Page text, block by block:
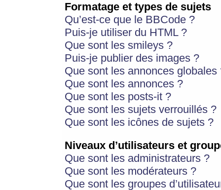
Formatage et types de sujets
Qu’est-ce que le BBCode ?
Puis-je utiliser du HTML ?
Que sont les smileys ?
Puis-je publier des images ?
Que sont les annonces globales
Que sont les annonces ?
Que sont les posts-it ?
Que sont les sujets verrouillés ?
Que sont les icônes de sujets ?
Niveaux d’utilisateurs et
Que sont les administrateurs ?
Que sont les modérateurs ?
Que sont les groupes